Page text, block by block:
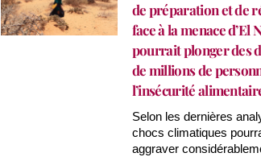
de préparation et de
face à la menace d’El
pourrait plonger des
de millions de
l’insécurité
Selon les dernières
chocs climatiques
aggraver